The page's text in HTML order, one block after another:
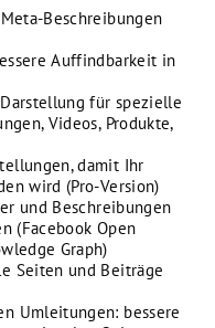
Beschreibungen
Auffindbarkeit in
für spezielle
Videos, Produkte,
damit Ihr
wird (Pro-Version)
und Beschreibungen
(Facebook Open
Graph)
Seiten und Beiträge
Umleitungen: bessere